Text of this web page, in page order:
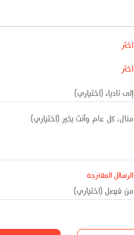
الرسائل المقترحة